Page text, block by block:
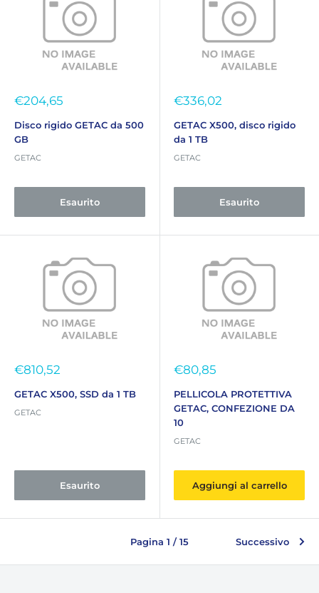
Prezzo
€204,65
Disco rigido GETAC da 500
GB
GETAC
Esaurito
Prezzo
€336,02
GETAC X500, disco rigido
da 1 TB
GETAC
Esaurito
Prezzo
€810,52
GETAC X500, SSD da 1 TB
GETAC
Esaurito
Prezzo
€80,85
PELLICOLA PROTETTIVA
GETAC, CONFEZIONE DA
10
GETAC
Aggiungi al carrello
Pagina 1 / 15 Successivo